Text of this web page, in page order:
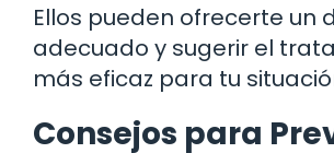
Ellos pueden ofrecerte un
adecuado y sugerir el
más eficaz para tu
Consejos para